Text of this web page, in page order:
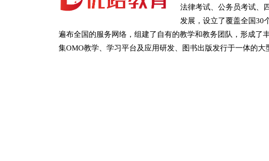
法律考试、公务员考试、
发展，设立了覆盖全国30
遍布全国的服务网络，组建了自有的教学和教务团队，形成了
集OMO教学、学习平台及应用研发、图书出版发行于一体的大